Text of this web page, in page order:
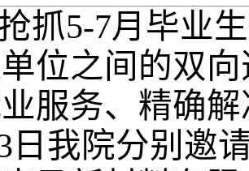
抓5-7月毕业
位之间的双
服务、精确
日 我院分别邀